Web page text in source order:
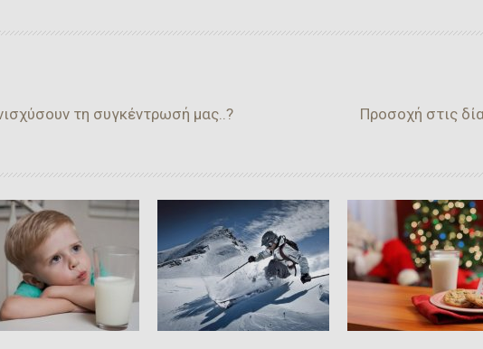
τη συγκέντρωσή μας..? Προσοχή στις
Κάνουμε Όταν
Τα Παιδιά Μας
Πίνουν Γάλα?
Προς
Τους Γονείς…
Διατροφή Για
Χειμερινά Σπορ
Υγιεινές
Συμβουλές Για
“Άγιο